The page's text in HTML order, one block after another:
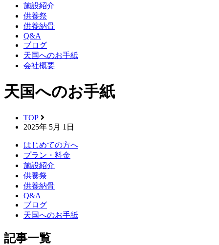
施設紹介
供養祭
供養納骨
Q&A
ブログ
天国へのお手紙
会社概要
天国へのお手紙
TOP
2025年 5月 1日
はじめての方へ
プラン・料金
施設紹介
供養祭
供養納骨
Q&A
ブログ
天国へのお手紙
記事一覧